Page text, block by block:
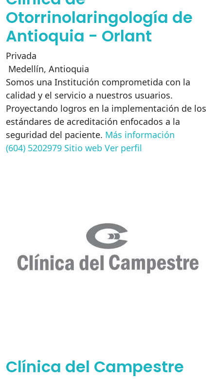
Otorrinolaringología de
Antioquia - Orlant
Privada
Medellín, Antioquia
Somos una Institución comprometida con la
calidad y el servicio a nuestros usuarios.
Proyectando logros en la implementación de los
estándares de acreditación enfocados a la
seguridad del paciente. Más información
(604) 5202979 Sitio web Ver perfil
Clínica del Campestre